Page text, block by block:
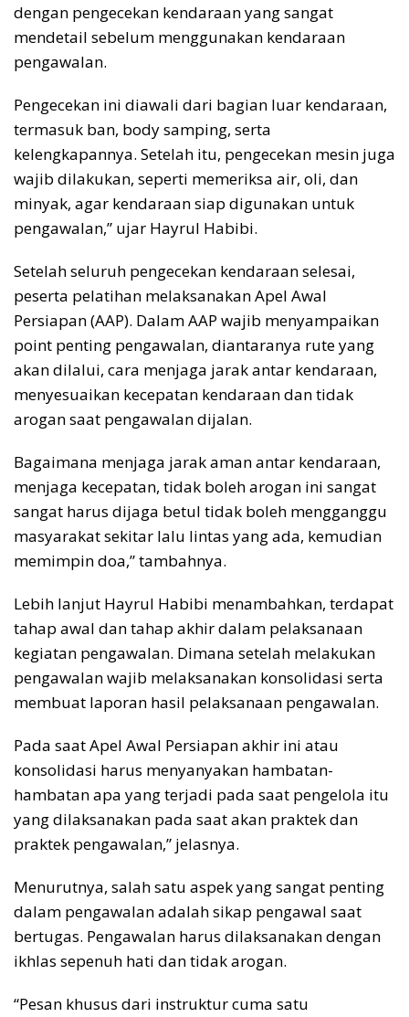
dengan pengecekan kendaraan yang sangat
mendetail sebelum menggunakan kendaraan
pengawalan.
Pengecekan ini diawali dari bagian luar kendaraan,
termasuk ban, body samping, serta
kelengkapannya. Setelah itu, pengecekan mesin juga
wajib dilakukan, seperti memeriksa air, oli, dan
minyak, agar kendaraan siap digunakan untuk
pengawalan,” ujar Hayrul Habibi.
Setelah seluruh pengecekan kendaraan selesai,
peserta pelatihan melaksanakan Apel Awal
Persiapan (AAP). Dalam AAP wajib menyampaikan
point penting pengawalan, diantaranya rute yang
akan dilalui, cara menjaga jarak antar kendaraan,
menyesuaikan kecepatan kendaraan dan tidak
arogan saat pengawalan dijalan.
Bagaimana menjaga jarak aman antar kendaraan,
menjaga kecepatan, tidak boleh arogan ini sangat
sangat harus dijaga betul tidak boleh mengganggu
masyarakat sekitar lalu lintas yang ada, kemudian
memimpin doa,” tambahnya.
Lebih lanjut Hayrul Habibi menambahkan, terdapat
tahap awal dan tahap akhir dalam pelaksanaan
kegiatan pengawalan. Dimana setelah melakukan
pengawalan wajib melaksanakan konsolidasi serta
membuat laporan hasil pelaksanaan pengawalan.
Pada saat Apel Awal Persiapan akhir ini atau
konsolidasi harus menyanyakan hambatan-
hambatan apa yang terjadi pada saat pengelola itu
yang dilaksanakan pada saat akan praktek dan
praktek pengawalan,” jelasnya.
Menurutnya, salah satu aspek yang sangat penting
dalam pengawalan adalah sikap pengawal saat
bertugas. Pengawalan harus dilaksanakan dengan
ikhlas sepenuh hati dan tidak arogan.
“Pesan khusus dari instruktur cuma satu